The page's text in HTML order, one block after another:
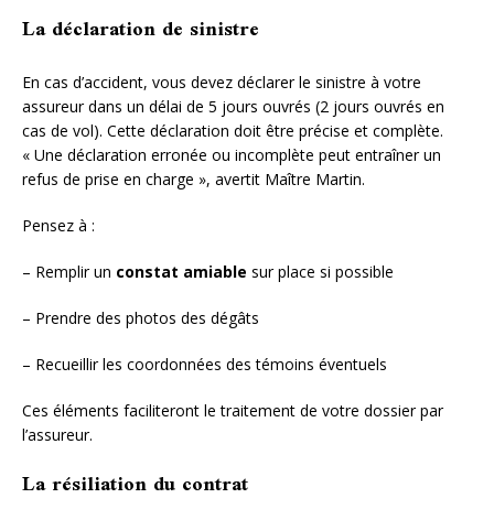
La déclaration de sinistre
En cas d’accident, vous devez déclarer le sinistre à votre
assureur dans un délai de 5 jours ouvrés (2 jours ouvrés en
cas de vol). Cette déclaration doit être précise et complète.
« Une déclaration erronée ou incomplète peut entraîner un
refus de prise en charge », avertit Maître Martin.
Pensez à :
– Remplir un constat amiable sur place si possible
– Prendre des photos des dégâts
– Recueillir les coordonnées des témoins éventuels
Ces éléments faciliteront le traitement de votre dossier par
l’assureur.
La résiliation du contrat